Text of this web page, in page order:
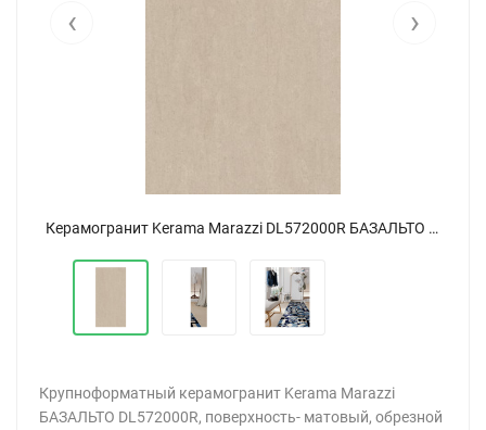
Керамогранит Kerama Marazzi DL572000R БАЗАЛЬТО бежевый обрезной 80x160
‹ ›
Крупноформатный керамогранит Kerama Marazzi
БАЗАЛЬТО DL572000R, поверхность- матовый, обрезной